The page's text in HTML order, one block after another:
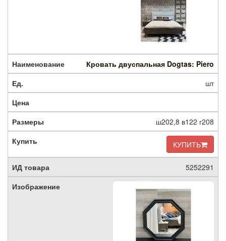
Кровать двуспальная Dogtas: Piero
шт
ш202,8 в122 г208
КУПИТЬ
5252291